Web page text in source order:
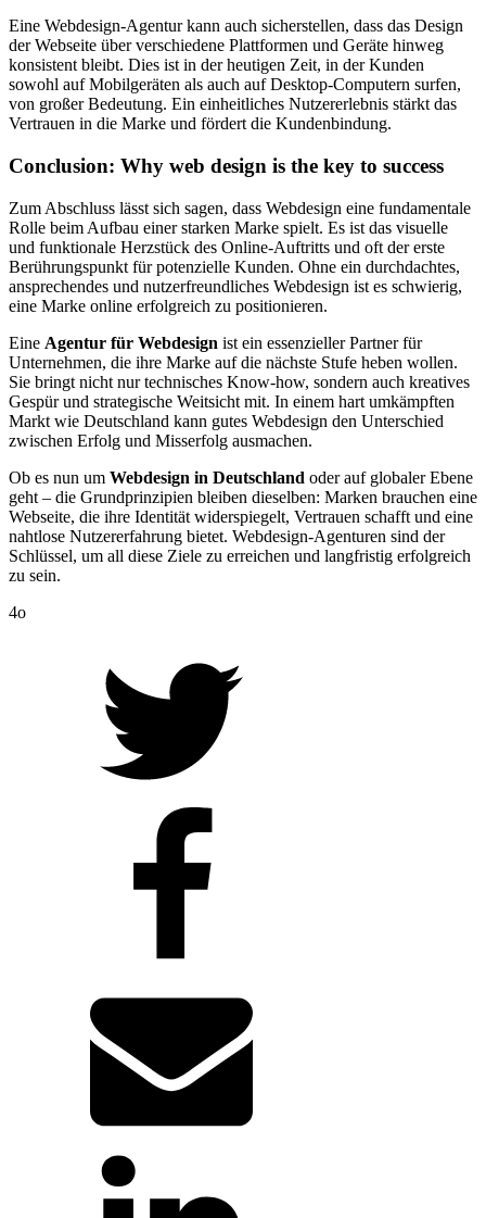
Eine Webdesign-Agentur kann auch sicherstellen, dass das Design
der Webseite über verschiedene Plattformen und Geräte hinweg
konsistent bleibt. Dies ist in der heutigen Zeit, in der Kunden
sowohl auf Mobilgeräten als auch auf Desktop-Computern surfen,
von großer Bedeutung. Ein einheitliches Nutzererlebnis stärkt das
Vertrauen in die Marke und fördert die Kundenbindung.
Conclusion: Why web design is the key to success
Zum Abschluss lässt sich sagen, dass Webdesign eine fundamentale
Rolle beim Aufbau einer starken Marke spielt. Es ist das visuelle
und funktionale Herzstück des Online-Auftritts und oft der erste
Berührungspunkt für potenzielle Kunden. Ohne ein durchdachtes,
ansprechendes und nutzerfreundliches Webdesign ist es schwierig,
eine Marke online erfolgreich zu positionieren.
Eine Agentur für Webdesign ist ein essenzieller Partner für
Unternehmen, die ihre Marke auf die nächste Stufe heben wollen.
Sie bringt nicht nur technisches Know-how, sondern auch kreatives
Gespür und strategische Weitsicht mit. In einem hart umkämpften
Markt wie Deutschland kann gutes Webdesign den Unterschied
zwischen Erfolg und Misserfolg ausmachen.
Ob es nun um Webdesign in Deutschland oder auf globaler Ebene
geht – die Grundprinzipien bleiben dieselben: Marken brauchen eine
Webseite, die ihre Identität widerspiegelt, Vertrauen schafft und eine
nahtlose Nutzererfahrung bietet. Webdesign-Agenturen sind der
Schlüssel, um all diese Ziele zu erreichen und langfristig erfolgreich
zu sein.
4o